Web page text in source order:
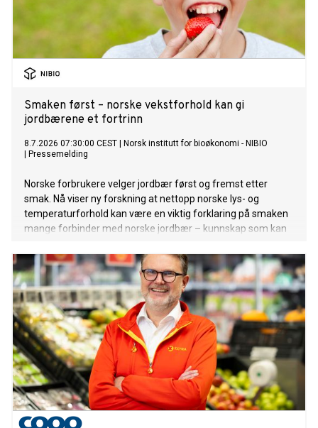
Smaken først – norske vekstforhold kan gi
jordbærene et fortrinn
8.7.2026 07:30:00 CEST
Norsk institutt for bioøkonomi - NIBIO
Pressemelding
Norske forbrukere velger jordbær først og fremst etter
smak. Nå viser ny forskning at nettopp norske lys- og
temperaturforhold kan være en viktig forklaring på smaken
mange forbinder med norske jordbær – kunnskap som kan